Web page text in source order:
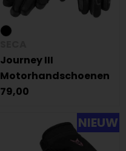
Journey III
Motorhandschoenen
79,00
NIEUW